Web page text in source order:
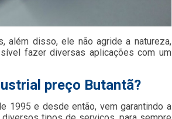
além disso, ele não agride a natureza,
fazer diversas aplicações com um
preço Butantã?
1995 e desde então, vem garantindo a